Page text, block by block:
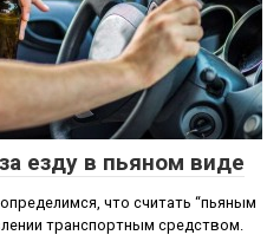
езду в пьяном виде
что считать “пьяным
транспортным средством.